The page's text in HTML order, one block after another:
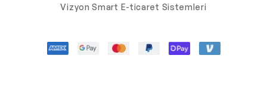
Vizyon Smart E-ticaret Sistemleri